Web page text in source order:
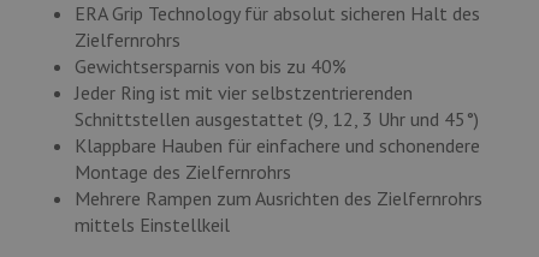
ERA Grip Technology für absolut sicheren Halt des
Zielfernrohrs
Gewichtsersparnis von bis zu 40%
Jeder Ring ist mit vier selbstzentrierenden
Schnittstellen ausgestattet (9, 12, 3 Uhr und 45°)
Klappbare Hauben für einfachere und schonendere
Montage des Zielfernrohrs
Mehrere Rampen zum Ausrichten des Zielfernrohrs
mittels Einstellkeil